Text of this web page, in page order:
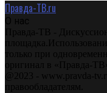
Правда-ТВ.ru
О нас
Правда-ТВ -
только при
оригинал в «Правда-ТВ»
@2023 - www.pravda-
правообладателям.